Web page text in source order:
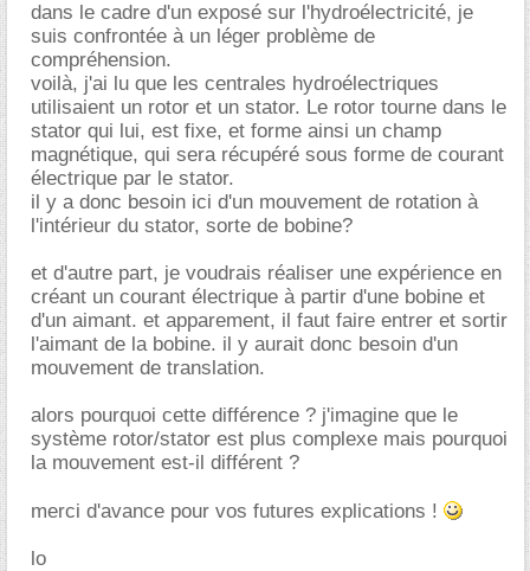
dans le cadre d'un exposé sur l'hydroélectricité, je
suis confrontée à un léger problème de
compréhension.
voilà, j'ai lu que les centrales hydroélectriques
utilisaient un rotor et un stator. Le rotor tourne dans le
stator qui lui, est fixe, et forme ainsi un champ
magnétique, qui sera récupéré sous forme de courant
électrique par le stator.
il y a donc besoin ici d'un mouvement de rotation à
l'intérieur du stator, sorte de bobine?
et d'autre part, je voudrais réaliser une expérience en
créant un courant électrique à partir d'une bobine et
d'un aimant. et apparement, il faut faire entrer et sortir
l'aimant de la bobine. il y aurait donc besoin d'un
mouvement de translation.
alors pourquoi cette différence ? j'imagine que le
système rotor/stator est plus complexe mais pourquoi
la mouvement est-il différent ?
merci d'avance pour vos futures explications !
lo